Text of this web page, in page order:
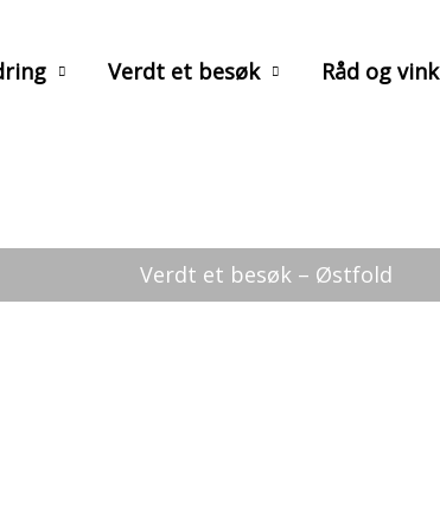
Verdt et besøk Råd og vink
Verdt et besøk – Østfold